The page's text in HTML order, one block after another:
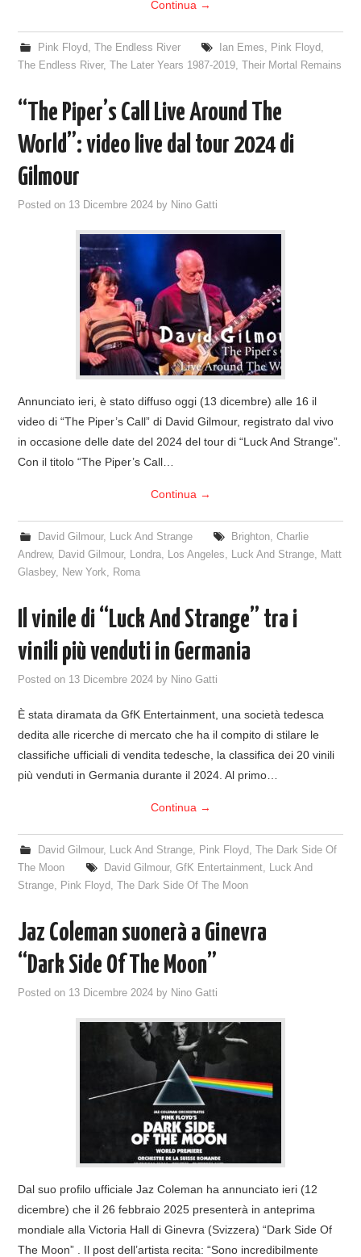
Continua →
Pink Floyd, The Endless River Ian Emes, Pink Floyd,
The Endless River,The Later Years 1987-2019,Their Mortal Remains
“The Piper’s Call Live Around The
World”: video live dal tour 2024 di
Gilmour
Posted on 13 Dicembre 2024 by Nino Gatti
Annunciato ieri, è stato diffuso oggi (13 dicembre) alle 16 il
video di “The Piper’s Call” di David Gilmour, registrato dal vivo
in occasione delle date del 2024 del tour di “Luck And Strange”.
Con il titolo “The Piper’s Call…
Continua →
David Gilmour, Luck And Strange Brighton, Charlie
Andrew, David Gilmour, Londra, Los Angeles, Luck And Strange, Matt
Glasbey, New York, Roma
Il vinile di “Luck And Strange” tra i
vinili più venduti in Germania
Posted on 13 Dicembre 2024 by Nino Gatti
È stata diramata da GfK Entertainment, una società tedesca
dedita alle ricerche di mercato che ha il compito di stilare le
classifiche ufficiali di vendita tedesche, la classifica dei 20 vinili
più venduti in Germania durante il 2024. Al primo…
Continua →
David Gilmour, Luck And Strange, Pink Floyd, The Dark Side Of
The Moon
David Gilmour, GfK Entertainment, Luck And
Strange, Pink Floyd,The Dark Side Of The Moon
Jaz Coleman suonerà a Ginevra
“Dark Side Of The Moon”
Posted on 13 Dicembre 2024 by Nino Gatti
Dal suo profilo ufficiale Jaz Coleman ha annunciato ieri (12
dicembre) che il 26 febbraio 2025 presenterà in anteprima
mondiale alla Victoria Hall di Ginevra (Svizzera) “Dark Side Of
The Moon” . Il post dell’artista recita: “Sono incredibilmente